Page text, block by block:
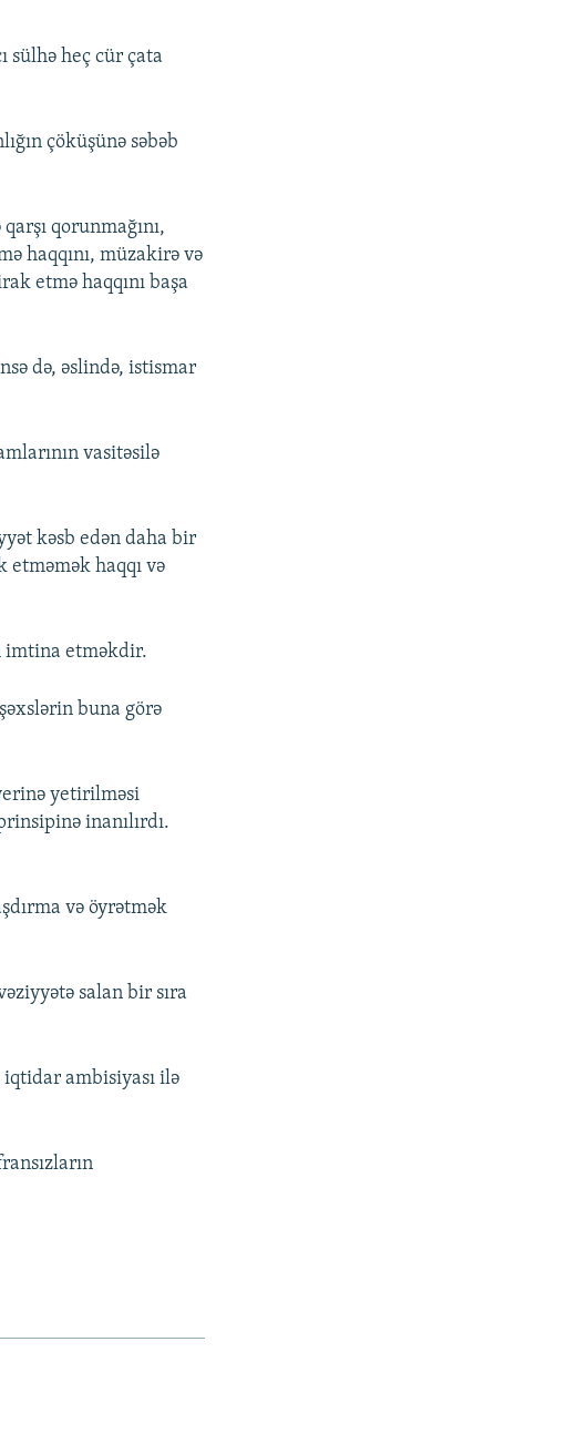
sülhə heç cür çata
çöküşünə səbəb
qorunmağını,
haqqını, müzakirə və
etmə haqqını başa
də, əslində, istismar
vasitəsilə
kəsb edən daha bir
etməmək haqqı və
imtina etməkdir.
buna görə
yetirilməsi
inanılırdı.
və öyrətmək
salan bir sıra
ambisiyası ilə